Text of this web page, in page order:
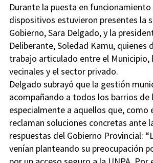
Durante la puesta en funcionamiento
dispositivos estuvieron presentes la
Gobierno, Sara Delgado, y la
Deliberante, Soledad Kamu, quienes
trabajo articulado entre el Municipio,
vecinales y el sector privado.
Delgado subrayó que la gestión
acompañando a todos los barrios de
especialmente a aquellos que, como
reclaman soluciones concretas ante
respuestas del Gobierno Provincial:
venían planteando su preocupación